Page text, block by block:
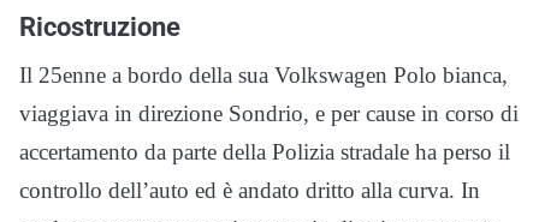
Ricostruzione
Il 25enne a bordo della sua Volkswagen Polo bianca,
viaggiava in direzione Sondrio, e per cause in corso di
accertamento da parte della Polizia stradale ha perso il
controllo dell’auto ed è andato dritto alla curva. In